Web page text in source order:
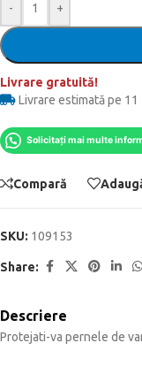
- +
Livrare gratuită!
Livrare estimată pe
Solicitați mai multe
Compară
SKU: 109153
Share:
Descriere
Protejati-va pernele de